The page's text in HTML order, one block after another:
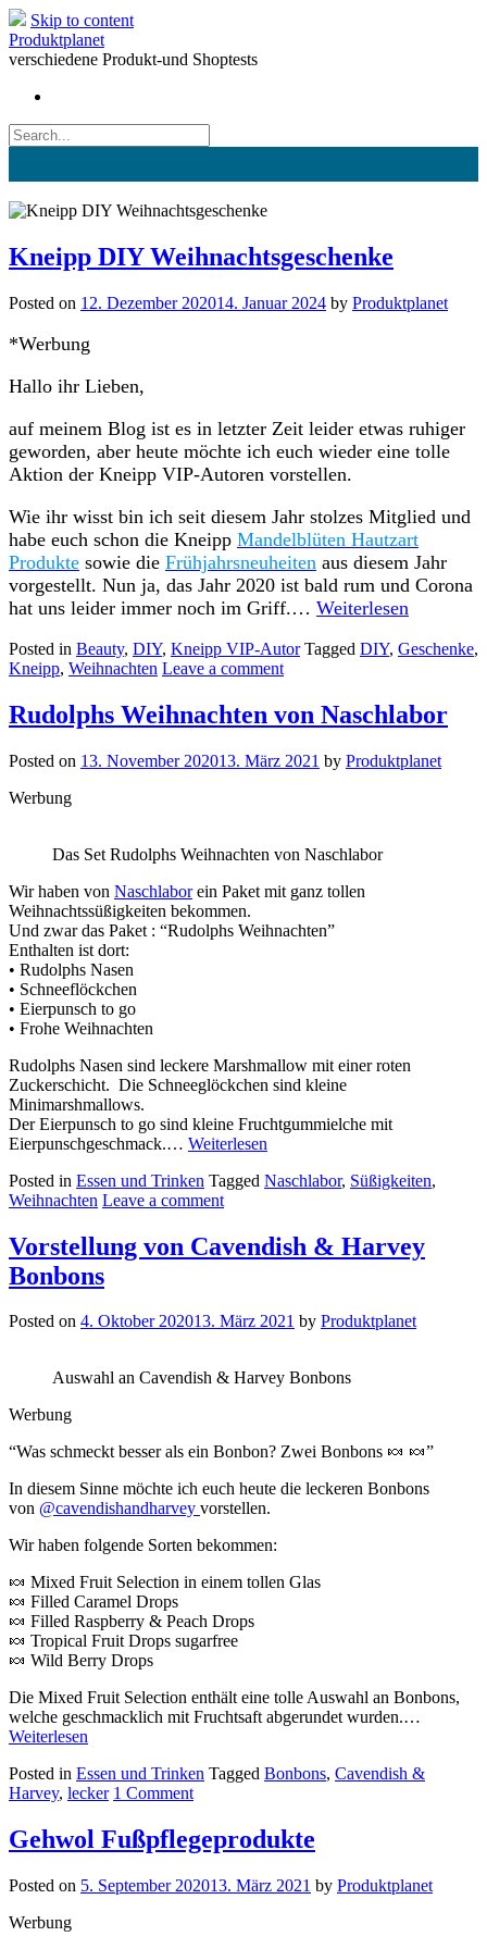
Skip to content
Produktplanet
verschiedene Produkt-und Shoptests
Kneipp DIY Weihnachtsgeschenke
Posted on 12. Dezember 202014. Januar 2024 by Produktplanet
*Werbung
Hallo ihr Lieben,
auf meinem Blog ist es in letzter Zeit leider etwas ruhiger
geworden, aber heute möchte ich euch wieder eine tolle
Aktion der Kneipp VIP-Autoren vorstellen.
Wie ihr wisst bin ich seit diesem Jahr stolzes Mitglied und
habe euch schon die Kneipp Mandelblüten Hautzart
Produkte sowie die Frühjahrsneuheiten aus diesem Jahr
vorgestellt. Nun ja, das Jahr 2020 ist bald rum und Corona
hat uns leider immer noch im Griff.… Weiterlesen
Posted in Beauty, DIY, Kneipp VIP-Autor Tagged DIY, Geschenke,
Kneipp, Weihnachten Leave a comment
Rudolphs Weihnachten von Naschlabor
Posted on 13. November 202013. März 2021 by Produktplanet
Werbung
Das Set Rudolphs Weihnachten von Naschlabor
Wir haben von Naschlaborein Paket mit ganz tollen
Weihnachtssüßigkeiten bekommen.
Und zwar das Paket : “Rudolphs Weihnachten”
Enthalten ist dort:
• Rudolphs Nasen
• Schneeflöckchen
• Eierpunsch to go
• Frohe Weihnachten
Rudolphs Nasen sind leckere Marshmallow mit einer roten
Zuckerschicht. Die Schneeglöckchen sind kleine
Minimarshmallows.
Der Eierpunsch to go sind kleine Fruchtgummielche mit
Eierpunschgeschmack.… Weiterlesen
Posted in Essen und Trinken Tagged Naschlabor, Süßigkeiten,
Weihnachten Leave a comment
Vorstellung von Cavendish & Harvey
Bonbons
Posted on 4. Oktober 202013. März 2021 by Produktplanet
Auswahl an Cavendish & Harvey Bonbons
Werbung
“Was schmeckt besser als ein Bonbon? Zwei Bonbons 🍬 🍬”
In diesem Sinne möchte ich euch heute die leckeren Bonbons
von @cavendishandharvey vorstellen.
Wir haben folgende Sorten bekommen:
🍬 Mixed Fruit Selection in einem tollen Glas
🍬 Filled Caramel Drops
🍬 Filled Raspberry & Peach Drops
🍬 Tropical Fruit Drops sugarfree
🍬 Wild Berry Drops
Die Mixed Fruit Selection enthält eine tolle Auswahl an Bonbons,
welche geschmacklich mit Fruchtsaft abgerundet wurden.…
Weiterlesen
Posted in Essen und Trinken Tagged Bonbons, Cavendish &
Harvey, lecker 1 Comment
Gehwol Fußpflegeprodukte
Posted on 5. September 202013. März 2021 by Produktplanet
Werbung